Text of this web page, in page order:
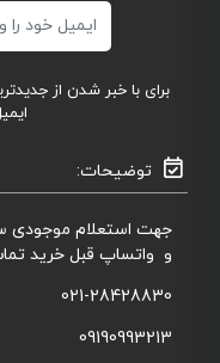
برای با خبر شدن از
توضیحات:
جهت استعلام موجودی
و واتساپ قبل خرید
021-28428830
09190993213